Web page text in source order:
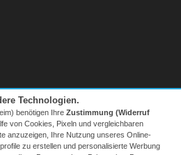
Technologien.
benötigen Ihre Zustimmung (Widerruf
von Cookies, Pixeln und vergleichbaren
anzuzeigen, Ihre Nutzung unseres Online-
zu erstellen und personalisierte Werbung